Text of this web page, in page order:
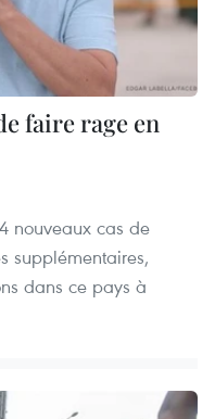
faire rage en
nouveaux cas de
supplémentaires,
dans ce pays à